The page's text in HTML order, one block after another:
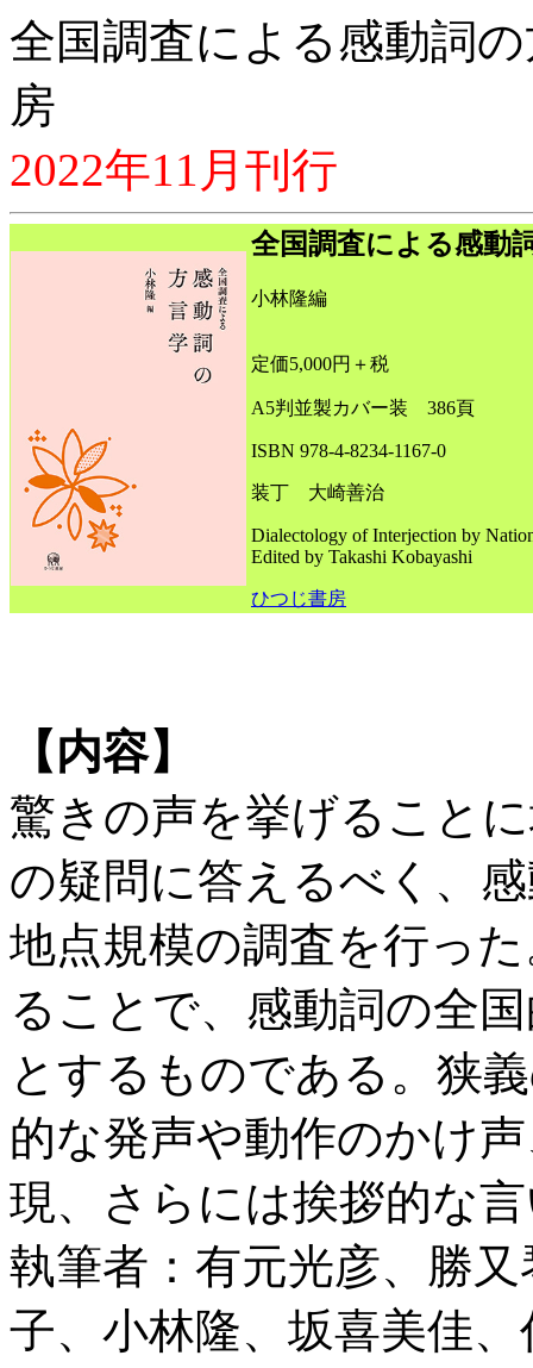
全国調査による感動詞
房
2022年11月刊行
全国調査による感動
小林隆編
定価5,000円＋税
A5判並製カバー装 386頁
ISBN 978-4-8234-1167-0
装丁 大崎善治
Dialectology of Interjection by
Edited by Takashi Kobayashi
ひつじ書房
【内容】
驚きの声を挙げること
の疑問に答えるべく、
地点規模の調査を行っ
ることで、感動詞の全
とするものである。狭
的な発声や動作のかけ
現、さらには挨拶的な
執筆者：有元光彦、勝
子、小林隆、坂喜美佳